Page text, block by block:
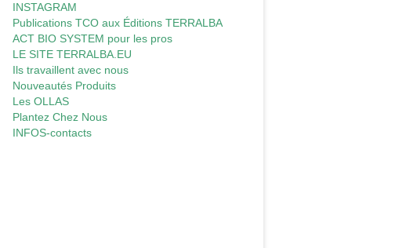
INSTAGRAM
Publications TCO aux Éditions TERRALBA
ACT BIO SYSTEM pour les pros
LE SITE TERRALBA.EU
Ils travaillent avec nous
Nouveautés Produits
Les OLLAS
Plantez Chez Nous
INFOS-contacts